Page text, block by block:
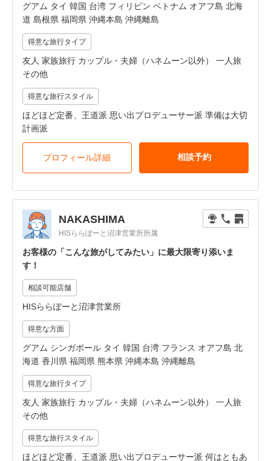
グアム タイ 韓国 台湾 フィリピン ベトナム オアフ島 北海
道 島根県 福岡県 沖縄本島 沖縄離島
得意な旅行タイプ
友人 家族旅行 カップル・夫婦（ハネムーン以外） 一人旅
その他
得意な旅行スタイル
ほどほど定番、王道派 思い出プロデューサー派 準備は大切
計画派
プロフィール詳細 相談予約
NAKASHIMA
HISららぽーと沼津営業所所属
お客様の「こんな旅がしてみたい」に最大限寄り添いま
す！
相談可能店舗
HISららぽーと沼津営業所
得意な方面
グアム シンガポール タイ 韓国 台湾 フランス オアフ島 北
海道 香川県 福岡県 熊本県 沖縄本島 沖縄離島
得意な旅行タイプ
友人 家族旅行 カップル・夫婦（ハネムーン以外） 一人旅
その他
得意な旅行スタイル
ほどほど定番、王道派 思い出プロデューサー派 何はともあ